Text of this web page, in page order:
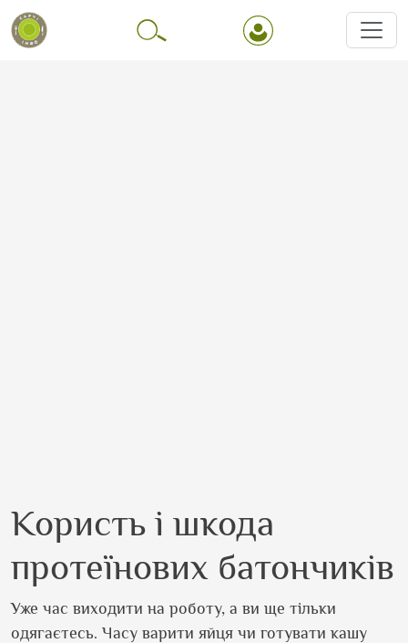
Користь і шкода
протеїнових батончиків
Уже час виходити на роботу, а ви ще тільки
одягаєтесь. Часу варити яйця чи готувати кашу